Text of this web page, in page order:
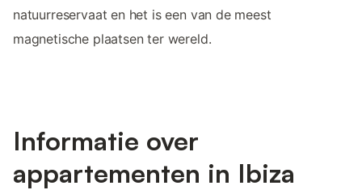
natuurreservaat en het is een van de meest
magnetische plaatsen ter wereld.
Informatie over
appartementen in Ibiza